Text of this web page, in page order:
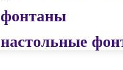
фонтаны
настольные